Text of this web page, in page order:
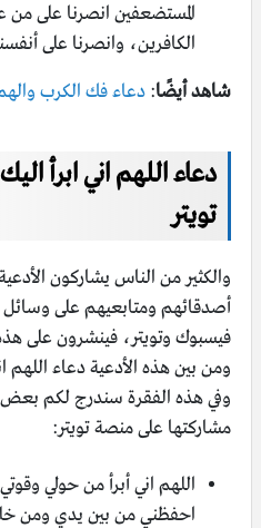
المستضعفين انصرنا على من
الكافرين، وانصرنا على
شاهد أيضًا: دعاء فك الكرب والهم
دعاء اللهم اني ابرأ
تويتر
والكثير من الناس يشاركون
أصدقائهم ومتابعيهم على وسائل
فيسبوك وتويتر، فينشرون على هذه
ومن بين هذه الأدعية دعاء اللهم
وفي هذه الفقرة سندرج لكم بعض
مشاركتها على منصة تويتر:
اللهم اني أبرأ من حولي
احفظني من بين يدي ومن